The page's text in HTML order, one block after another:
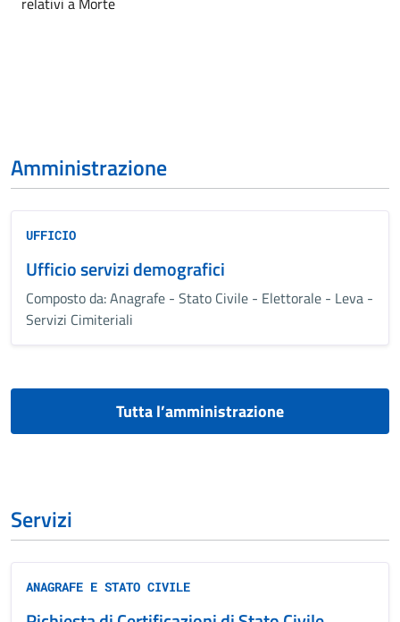
Amministrazione
UFFICIO
Ufficio servizi demografici
Composto da: Anagrafe - Stato Civile - Elettorale - Leva -
Servizi Cimiteriali
Tutta l’amministrazione
Servizi
ANAGRAFE E STATO CIVILE